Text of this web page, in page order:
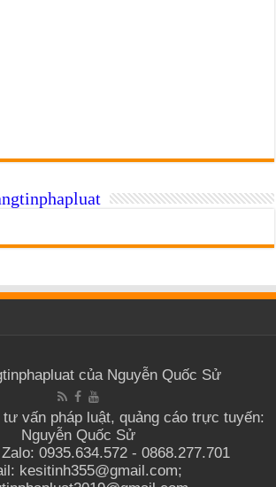
của Nguyễn Quốc Sử
vấn pháp luật, quảng cáo trực tuyến:
Nguyễn Quốc Sử
0935.634.572 - 0868.277.701
kesitinh355@gmail.com;